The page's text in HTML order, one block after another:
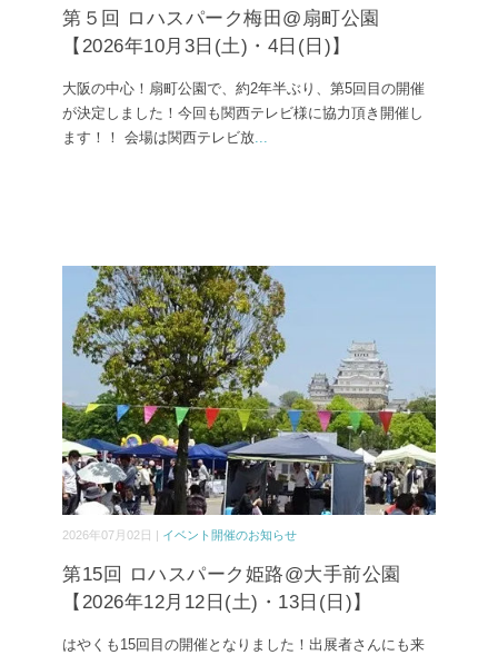
第５回 ロハスパーク梅田@扇町公園
【2026年10月3日(土)・4日(日)】
大阪の中心！扇町公園で、約2年半ぶり、第5回目の開催
が決定しました！今回も関西テレビ様に協力頂き開催し
ます！！ 会場は関西テレビ放...
2026年07月02日 | イベント開催のお知らせ
第15回 ロハスパーク姫路@大手前公園
【2026年12月12日(土)・13日(日)】
はやくも15回目の開催となりました！出展者さんにも来